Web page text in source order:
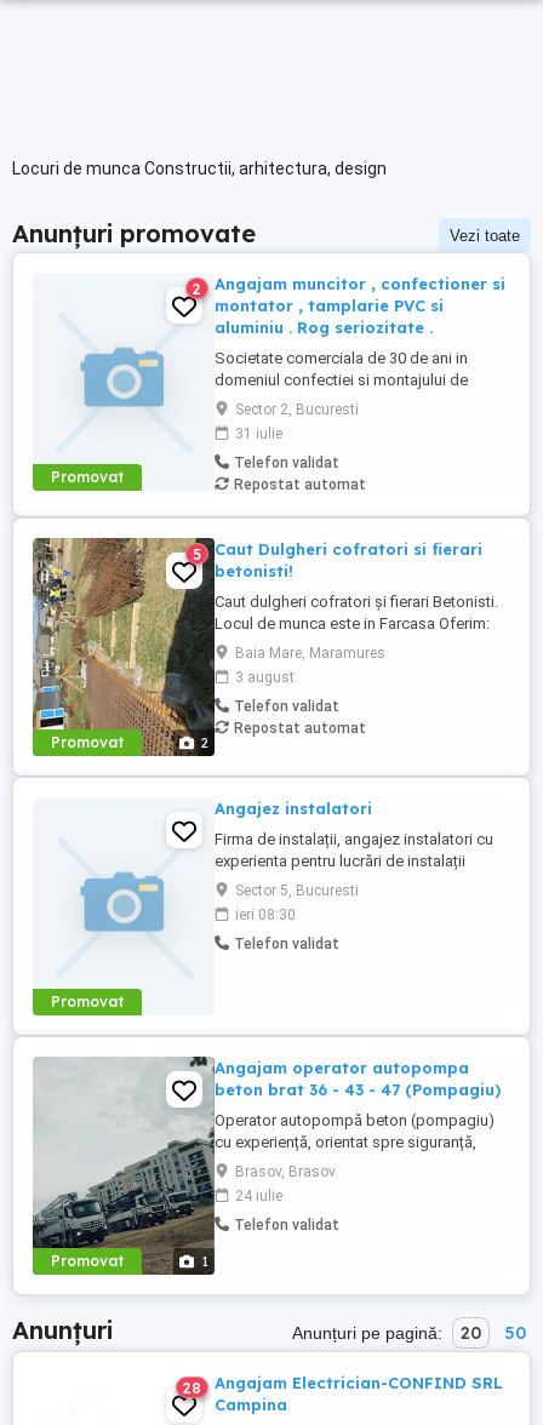
Locuri de munca Constructii, arhitectura, design
Anunțuri promovate Vezi toate
Promovat
2
Angajam muncitor , confectioner si
montator , tamplarie PVC si
aluminiu . Rog seriozitate .
Societate comerciala de 30 de ani in
domeniul confectiei si montajului de
tamplarie PVC si aluminiu , angajeaza
muncitori calificati sau necalificati . Salariu
atractiv, program flexibil , zona Colentina .
Sector 2, Bucuresti
31 iulie
Telefon validat
Repostat automat
Promovat 2
5
Caut Dulgheri cofratori si fierari
betonisti!
Caut dulgheri cofratori și fierari Betonisti.
Locul de munca este in Farcasa Oferim:
Contract de muncă. +cazare si masă
caldă Salariul se plateste in data de 15 si
30 a fiecărei luni Cei interesați ma pot
contacta la următorul număr de telefon:
Baia Mare, Maramures
3 august
Telefon validat
Repostat automat
Promovat
Angajez instalatori
Firma de instalații, angajez instalatori cu
experienta pentru lucrări de instalații
termice și sanitare . Se ofera masina de
serviciu.Program de lucru 8 ore de luni
până vineri. Lucrări în București.Salariul f
bun.
Sector 5, Bucuresti
ieri 08:30
Telefon validat
Promovat 1
Angajam operator autopompa
beton brat 36 - 43 - 47 (Pompagiu)
Operator autopompă beton (pompagiu)
cu experiență, orientat spre siguranță,
eficiență și întreținerea corectă a utilajului.
Atestate și Permis de Conducere: - Permis
auto: Categoriile C, CE (fără incidente
rutiere). - Atestat profesional: Transport
Brasov, Brasov
24 iulie
Telefon validat
Anunțuri Anunțuri pe pagină: 20 50
28
Angajam Electrician-CONFIND SRL
Campina